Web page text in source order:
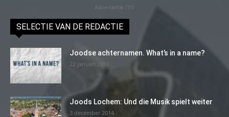
Advertentie (11)
SELECTIE VAN DE REDACTIE
Joodse achternamen. What’s in a name?
22 januari 2016
Joods Lochem: Und die Musik spielt weiter
3 december 2014